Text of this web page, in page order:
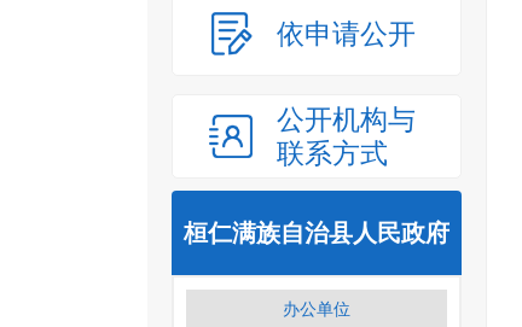
依申请公开
公开机构与
联系方式
桓仁满族自治县人民政府
办公单位